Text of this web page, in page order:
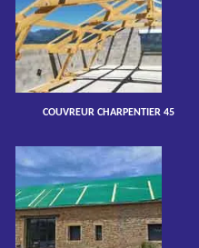
COUVREUR CHARPENTIER 45